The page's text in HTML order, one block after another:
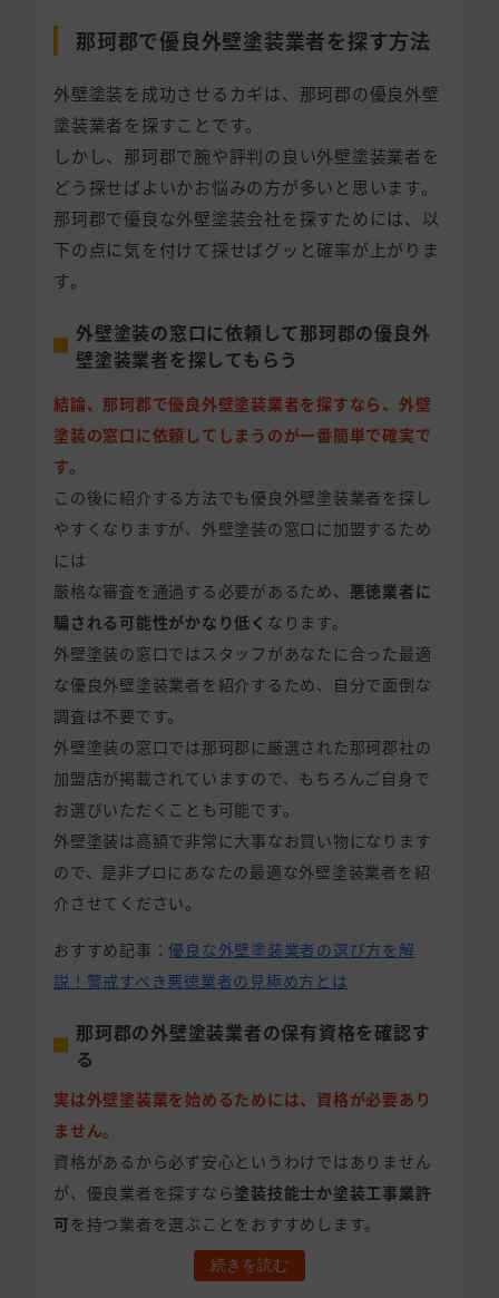
那珂郡で優良外壁塗装業者を探す方法
外壁塗装を成功させるカギは、那珂郡の優良外壁
塗装業者を探すことです。
しかし、那珂郡で腕や評判の良い外壁塗装業者を
どう探せばよいかお悩みの方が多いと思います。
那珂郡で優良な外壁塗装会社を探すためには、以
下の点に気を付けて探せばグッと確率が上がりま
す。
外壁塗装の窓口に依頼して那珂郡の優良外
壁塗装業者を探してもらう
結論、那珂郡で優良外壁塗装業者を探すなら、外壁
塗装の窓口に依頼してしまうのが一番簡単で確実で
す。
この後に紹介する方法でも優良外壁塗装業者を探し
やすくなりますが、外壁塗装の窓口に加盟するため
には
厳格な審査を通過する必要があるため、 悪徳業者に
騙される可能性がかなり低く なります。
外壁塗装の窓口ではスタッフがあなたに合った最適
な優良外壁塗装業者を紹介するため、自分で面倒な
調査は不要です。
外壁塗装の窓口では那珂郡に厳選された那珂郡社の
加盟店が掲載されていますので、もちろんご自身で
お選びいただくことも可能です。
外壁塗装は高額で非常に大事なお買い物になります
ので、是非プロにあなたの最適な外壁塗装業者を紹
介させてください。
おすすめ記事：優良な外壁塗装業者の選び方を解
説！警戒すべき悪徳業者の見極め方とは
那珂郡の外壁塗装業者の保有資格を確認す
る
実は外壁塗装業を始めるためには、資格が必要あり
ません。
資格があるから必ず安心というわけではありません
が、優良業者を探すなら塗装技能士か塗装工事業許
可 を持つ業者を選ぶことをおすすめします。
続きを読む